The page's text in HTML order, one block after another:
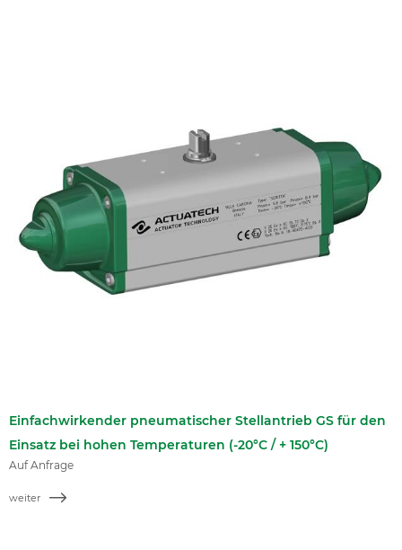
Einfachwirkender pneumatischer Stellantrieb GS für den
Einsatz bei hohen Temperaturen (-20°C / + 150°C)
Auf Anfrage
weiter